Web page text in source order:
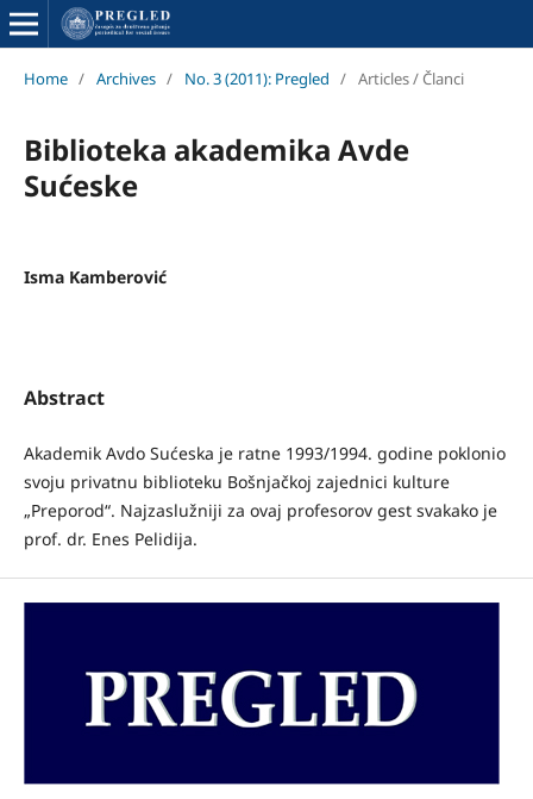
Home / Archives / No. 3 (2011): Pregled / Articles / Članci
Biblioteka akademika Avde
Sućeske
Isma Kamberović
Abstract
Akademik Avdo Sućeska je ratne 1993/1994. godine poklonio
svoju privatnu biblioteku Bošnjačkoj zajednici kulture
„Preporod“. Najzaslužniji za ovaj profesorov gest svakako je
prof. dr. Enes Pelidija.